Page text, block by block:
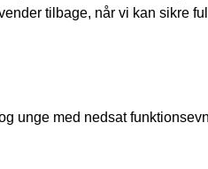
tilbage, når vi kan sikre
unge med nedsat